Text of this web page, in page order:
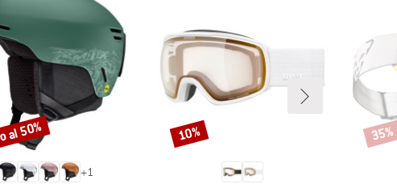
+1
al 50% Sconto
10% 35%